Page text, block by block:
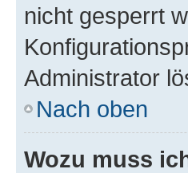
nicht gesperrt
Administrator
Nach oben
Wozu muss